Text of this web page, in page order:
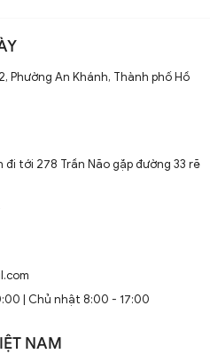
Phường An Khánh, Thành phố Hồ
đi tới 278 Trần Não gặp đường 33 rẽ
| Chủ nhật 8:00 - 17:00
NAM